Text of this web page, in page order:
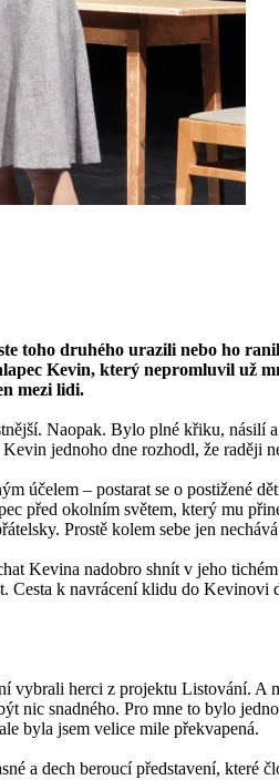
toho druhého urazili nebo ho
Kevin, který nepromluvil už
mezi lidi.
Naopak. Bylo plné křiku,
jednoho dne rozhodl, že raději
účelem – postarat se o
před okolním světem, který mu
Prostě kolem sebe jen
Kevina nadobro shnít v jeho
k navrácení klidu do Kevinovi
vybrali herci z projektu Listování. A
nic snadného. Pro mne to bylo
byla jsem velice mile překvapená.
a dech beroucí představení, které